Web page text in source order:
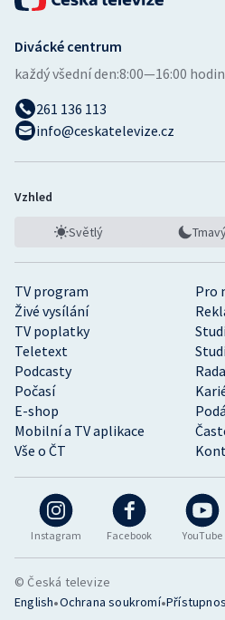
Ostatní
Instagram Facebook YouTube
TV program
Pro
Živé vysílání
TV poplatky
Teletext
Podcasty
Počasí
E-shop
Mobilní a TV aplikace
Vše o ČT
Divácké centrum
každý všední den:8:00—16:00 hodin
261 136 113
info@ceskatelevize.cz
Vzhled
Světlý
© Česká televize
English•Ochrana soukromí•